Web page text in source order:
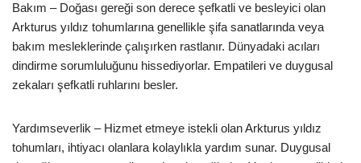
Bakım – Doğası gereği son derece şefkatli ve besleyici olan
Arkturus yıldız tohumlarına genellikle şifa sanatlarında veya
bakım mesleklerinde çalışırken rastlanır. Dünyadaki acıları
dindirme sorumluluğunu hissediyorlar. Empatileri ve duygusal
zekaları şefkatli ruhlarını besler.
Yardımseverlik – Hizmet etmeye istekli olan Arkturus yıldız
tohumları, ihtiyacı olanlara kolaylıkla yardım sunar. Duygusal